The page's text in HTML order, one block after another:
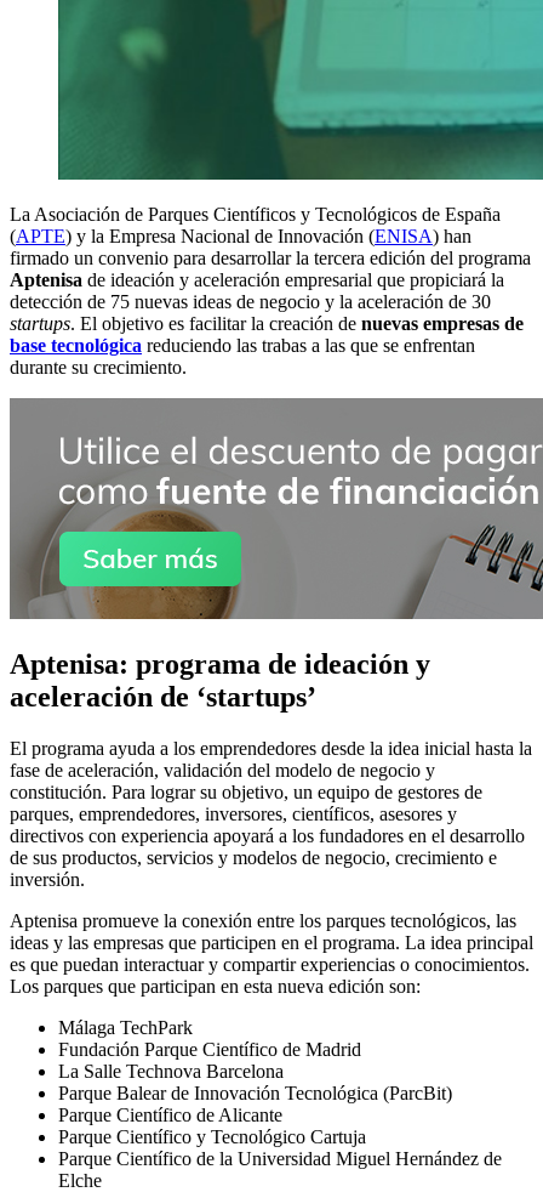
La Asociación de Parques Científicos y Tecnológicos de España
(APTE) y la Empresa Nacional de Innovación (ENISA) han
firmado un convenio para desarrollar la tercera edición del programa
Aptenisa de ideación y aceleración empresarial que propiciará la
detección de 75 nuevas ideas de negocio y la aceleración de 30
startups. El objetivo es facilitar la creación de nuevas empresas de
base tecnológica reduciendo las trabas a las que se enfrentan
durante su crecimiento.
Aptenisa: programa de ideación y
aceleración de ‘startups’
El programa ayuda a los emprendedores desde la idea inicial hasta la
fase de aceleración, validación del modelo de negocio y
constitución. Para lograr su objetivo, un equipo de gestores de
parques, emprendedores, inversores, científicos, asesores y
directivos con experiencia apoyará a los fundadores en el desarrollo
de sus productos, servicios y modelos de negocio, crecimiento e
inversión.
Aptenisa promueve la conexión entre los parques tecnológicos, las
ideas y las empresas que participen en el programa. La idea principal
es que puedan interactuar y compartir experiencias o conocimientos.
Los parques que participan en esta nueva edición son:
Málaga TechPark
Fundación Parque Científico de Madrid
La Salle Technova Barcelona
Parque Balear de Innovación Tecnológica (ParcBit)
Parque Científico de Alicante
Parque Científico y Tecnológico Cartuja
Parque Científico de la Universidad Miguel Hernández de
Elche